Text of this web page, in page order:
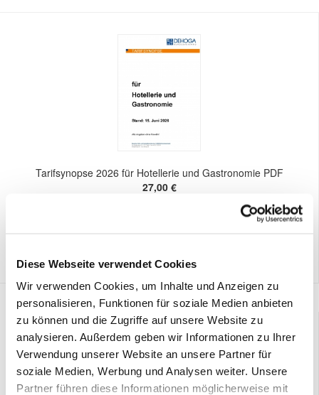
Diese Webseite verwendet Cookies
Wir verwenden Cookies, um Inhalte und Anzeigen zu
personalisieren, Funktionen für soziale Medien anbieten
zu können und die Zugriffe auf unsere Website zu
analysieren. Außerdem geben wir Informationen zu Ihrer
Verwendung unserer Website an unsere Partner für
soziale Medien, Werbung und Analysen weiter. Unsere
Partner führen diese Informationen möglicherweise mit
Tarifsynopse 2026 für Hotellerie und Gastronomie PDF
27,00 €